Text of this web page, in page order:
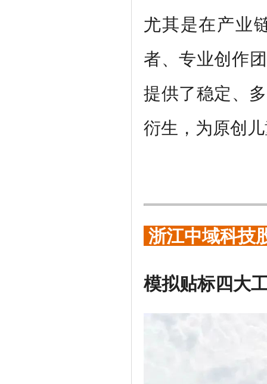
尤其是在产业
者、专业创作
提供了稳定、
衍生，为原创
浙江中域科技
模拟贴标四大